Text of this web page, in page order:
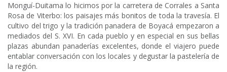
Monguí-Duitama lo hicimos por la carretera de Corrales a Santa
Rosa de Viterbo: los paisajes más bonitos de toda la travesía. El
cultivo del trigo y la tradición panadera de Boyacá empezaron a
mediados del S. XVI. En cada pueblo y en especial en sus bellas
plazas abundan panaderías excelentes, donde el viajero puede
entablar conversación con los locales y degustar la pastelería de
la región.